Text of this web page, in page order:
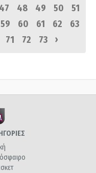
47 48 49 50
51
59 60 61 62
63
71 72 73 ›